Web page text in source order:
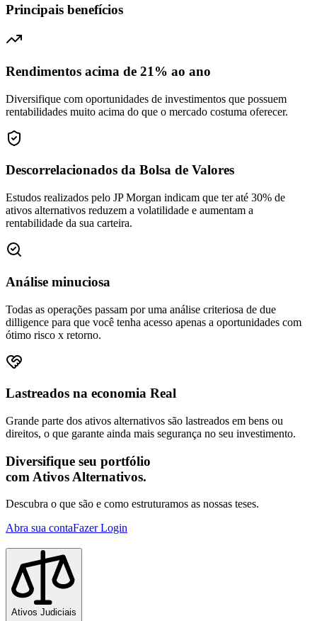
Principais benefícios
Rendimentos acima de 21% ao ano
Diversifique com oportunidades de investimentos que possuem
rentabilidades muito acima do que o mercado costuma oferecer.
Descorrelacionados da Bolsa de Valores
Estudos realizados pelo JP Morgan indicam que ter até 30% de
ativos alternativos reduzem a volatilidade e aumentam a
rentabilidade da sua carteira.
Análise minuciosa
Todas as operações passam por uma análise criteriosa de due
dilligence para que você tenha acesso apenas a oportunidades com
ótimo risco x retorno.
Lastreados na economia Real
Grande parte dos ativos alternativos são lastreados em bens ou
direitos, o que garante ainda mais segurança no seu investimento.
Diversifique seu portfólio
com Ativos Alternativos.
Descubra o que são e como estruturamos as nossas teses.
Abra sua contaFazer Login
Ativos Judiciais